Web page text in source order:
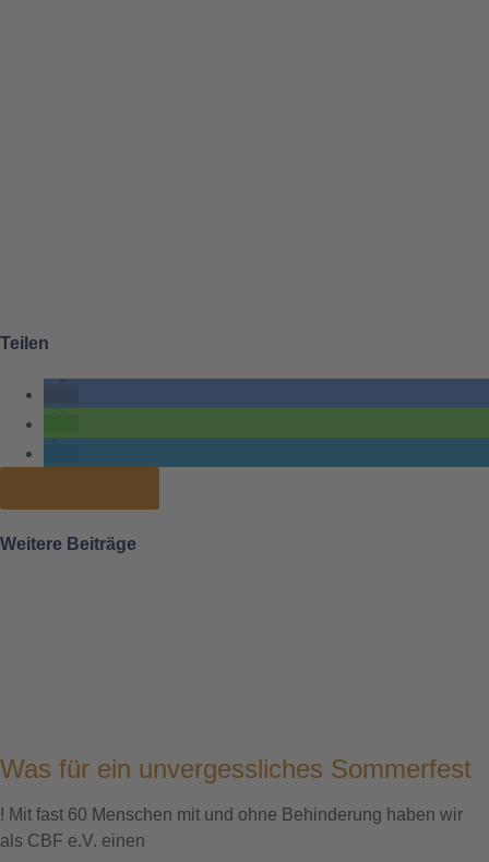
Teilen
Weitere Beiträge
Was für ein unvergessliches Sommerfest
! Mit fast 60 Menschen mit und ohne Behinderung haben wir
als CBF e.V. einen